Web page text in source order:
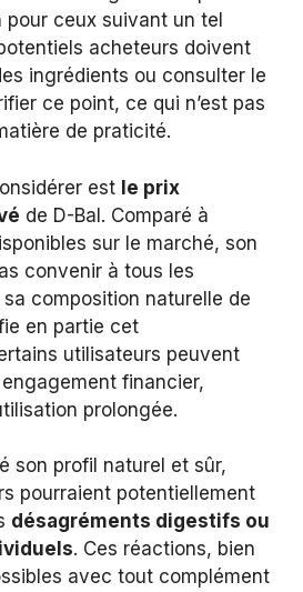
ceux suivant un tel
acheteurs doivent
ingrédients ou consulter le
ce point, ce qui n’est pas
de praticité.
est le prix
de D-Bal. Comparé à
sur le marché, son
convenir à tous les
composition naturelle de
en partie cet
utilisateurs peuvent
financier,
prolongée.
son profil naturel et sûr,
pourraient potentiellement
désagréments digestifs ou
. Ces réactions, bien
avec tout complément